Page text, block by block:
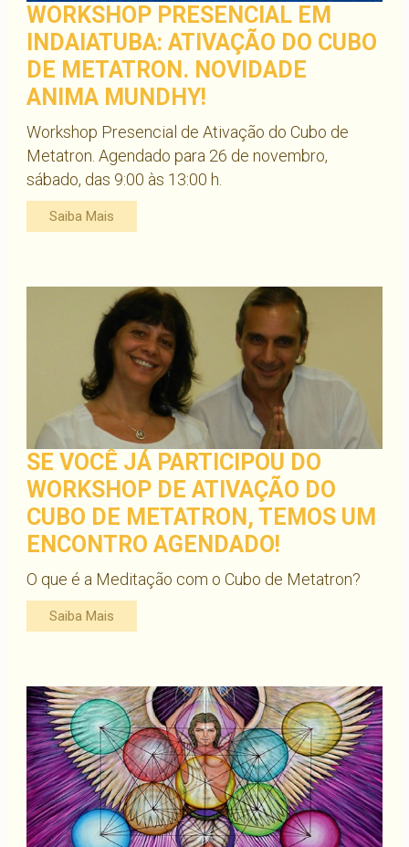
WORKSHOP PRESENCIAL EM
INDAIATUBA: ATIVAÇÃO DO CUBO
DE METATRON. NOVIDADE
ANIMA MUNDHY!
Workshop Presencial de Ativação do Cubo de
Metatron. Agendado para 26 de novembro,
sábado, das 9:00 às 13:00 h.
Saiba Mais
SE VOCÊ JÁ PARTICIPOU DO
WORKSHOP DE ATIVAÇÃO DO
CUBO DE METATRON, TEMOS UM
ENCONTRO AGENDADO!
O que é a Meditação com o Cubo de Metatron?
Saiba Mais